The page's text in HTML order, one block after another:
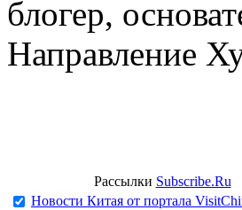
блогер,
Направление
Рассылки Subscribe.Ru
Новости Китая от портала